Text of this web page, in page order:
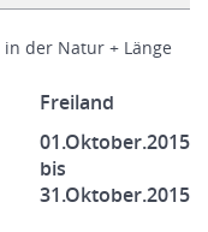
in der Natur + Länge
Freiland
01.Oktober.2015
bis
31.Oktober.2015